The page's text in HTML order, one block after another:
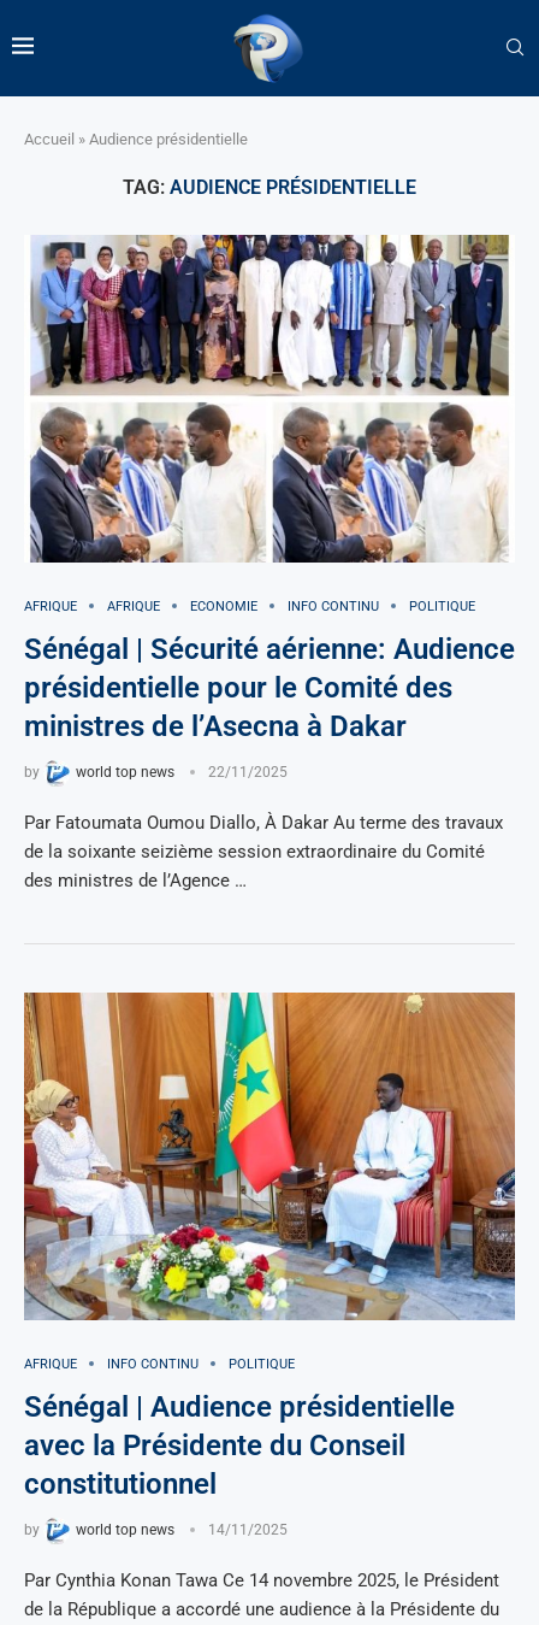
Accueil » Audience présidentielle
TAG: AUDIENCE PRÉSIDENTIELLE
AFRIQUE AFRIQUE ECONOMIE INFO CONTINU POLITIQUE
Sénégal | Sécurité aérienne: Audience
présidentielle pour le Comité des
ministres de l’Asecna à Dakar
by world top news 22/11/2025
Par Fatoumata Oumou Diallo, À Dakar Au terme des travaux
de la soixante seizième session extraordinaire du Comité
des ministres de l’Agence …
AFRIQUE INFO CONTINU POLITIQUE
Sénégal | Audience présidentielle
avec la Présidente du Conseil
constitutionnel
by world top news 14/11/2025
Par Cynthia Konan Tawa Ce 14 novembre 2025, le Président
de la République a accordé une audience à la Présidente du